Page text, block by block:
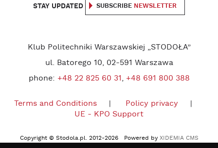
STAY UPDATED SUBSCRIBE NEWSLETTER
Klub Politechniki Warszawskiej „STODOŁA”
ul. Batorego 10, 02-591 Warszawa
phone: +48 22 825 60 31, +48 691 800 388
Terms and Conditions
Policy privacy
UE - KPO Support
Copyright © Stodola.pl. 2012-2026 Powered by XIDEMIA CMS